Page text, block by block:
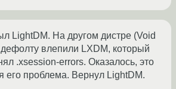
LightDM. На другом дистре (Void
влепили LXDM, который
.xsession-errors. Оказалось, это
его проблема. Вернул LightDM.